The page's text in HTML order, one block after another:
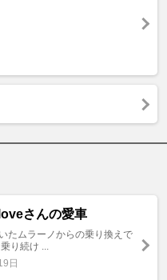
さんの愛車
たムラーノからの乗り換えで
り続け ...
日